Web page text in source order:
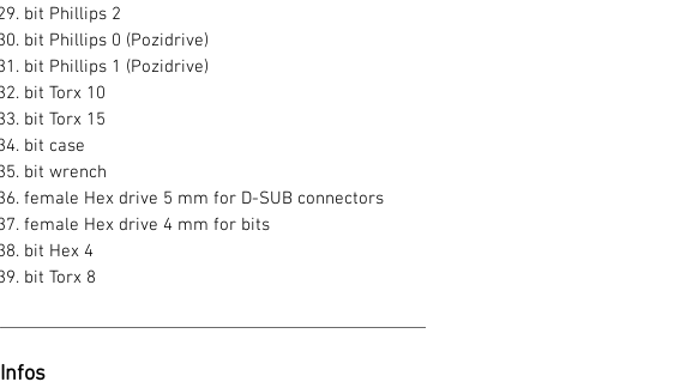
bit Phillips 2
bit Phillips 0 (Pozidrive)
bit Phillips 1 (Pozidrive)
bit Torx 10
bit Torx 15
bit case
bit wrench
female Hex drive 5 mm for D-SUB connectors
female Hex drive 4 mm for bits
bit Hex 4
bit Torx 8
Infos